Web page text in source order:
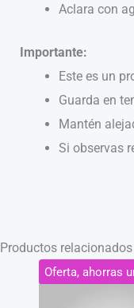
Aclara con
Importante:
Este es un
Guarda en
Mantén
Si observas
Productos relacionados
Oferta, ahorras
El
precio